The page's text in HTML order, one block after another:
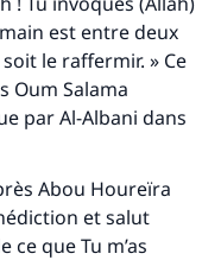
est entre deux
le raffermir. » Ce
Oum Salama
par Al-Albani dans
Abou Houreïra
et salut
ce que Tu m’as